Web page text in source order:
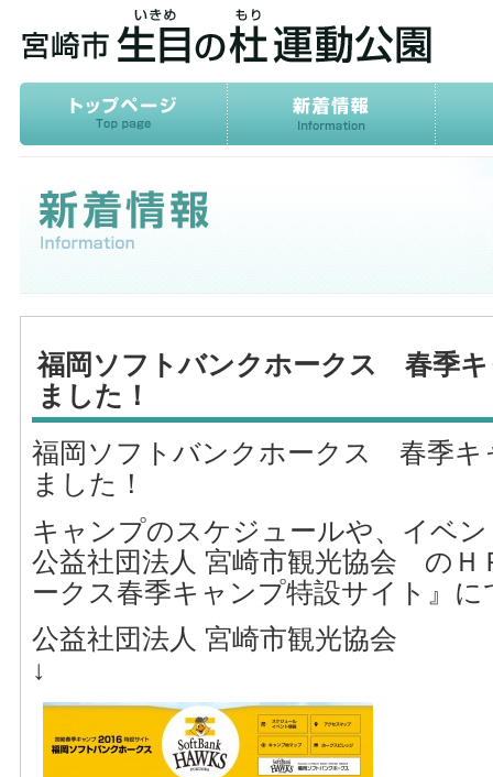
福岡ソフトバンクホークス 春季
ました！
福岡ソフトバンクホークス 春季キ
ました！
キャンプのスケジュールや、イベ
公益社団法人 宮崎市観光協会 のＨ
ークス春季キャンプ特設サイト』
公益社団法人 宮崎市観光協会
↓